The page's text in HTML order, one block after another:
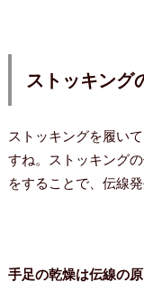
ストッキング
ストッキングを履い
すね。ストッキング
をすることで、伝線
手足の乾燥は伝線の